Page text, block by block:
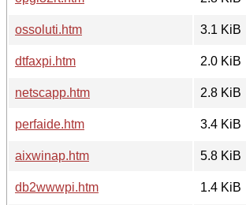
ossoluti.htm
3.1 KiB
dtfaxpi.htm
2.0 KiB
netscapp.htm
2.8 KiB
perfaide.htm
3.4 KiB
aixwinap.htm
5.8 KiB
db2wwwpi.htm
1.4 KiB